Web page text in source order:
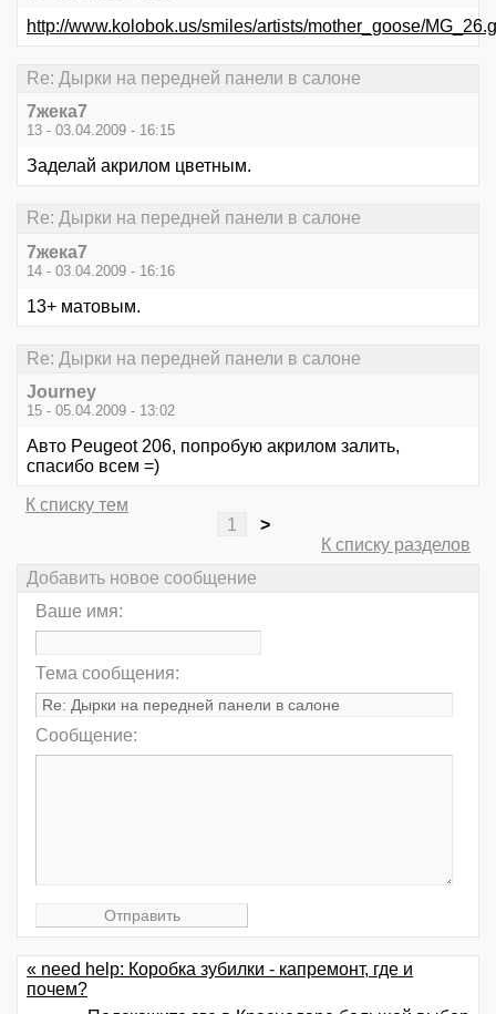
http://www.kolobok.us/smiles/artists/mother_goose/
Re: Дырки на передней панели в салоне
7жека7
13 - 03.04.2009 - 16:15
Заделай акрилом цветным.
Re: Дырки на передней панели в салоне
7жека7
14 - 03.04.2009 - 16:16
13+ матовым.
Re: Дырки на передней панели в салоне
Journey
15 - 05.04.2009 - 13:02
Авто Peugeot 206, попробую акрилом залить,
спасибо всем =)
К списку тем
1
>
К списку разделов
Добавить новое сообщение
Ваше имя:
Тема сообщения:
Сообщение:
« need help: Коробка зубилки - капремонт, где и
почем?